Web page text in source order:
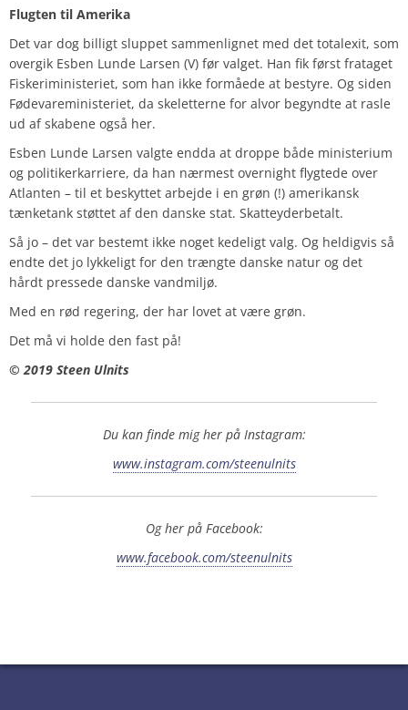
Flugten til Amerika
Det var dog billigt sluppet sammenlignet med det totalexit, som
overgik Esben Lunde Larsen (V) før valget. Han fik først frataget
Fiskeriministeriet, som han ikke formåede at bestyre. Og siden
Fødevareministeriet, da skeletterne for alvor begyndte at rasle
ud af skabene også her.
Esben Lunde Larsen valgte endda at droppe både ministerium
og politikerkarriere, da han nærmest overnight flygtede over
Atlanten – til et beskyttet arbejde i en grøn (!) amerikansk
tænketank støttet af den danske stat. Skatteyderbetalt.
Så jo – det var bestemt ikke noget kedeligt valg. Og heldigvis så
endte det jo lykkeligt for den trængte danske natur og det
hårdt pressede danske vandmiljø.
Med en rød regering, der har lovet at være grøn.
Det må vi holde den fast på!
© 2019 Steen Ulnits
Du kan finde mig her på Instagram:
www.instagram.com/steenulnits
Og her på Facebook:
www.facebook.com/steenulnits